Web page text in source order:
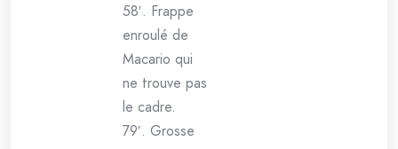
58′. Frappe
enroulé de
Macario qui
ne trouve pas
le cadre.
79′. Grosse